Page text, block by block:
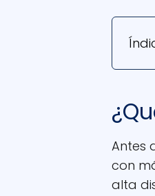
Antes
con
alta